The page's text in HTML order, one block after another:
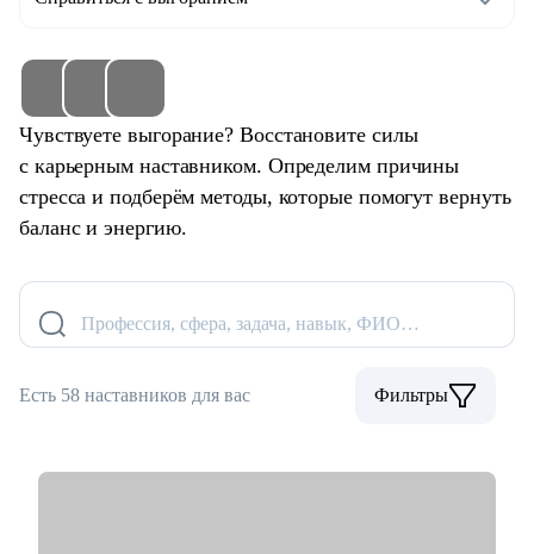
Чувствуете выгорание? Восстановите силы
с карьерным наставником. Определим причины
стресса и подберём методы, которые помогут вернуть
баланс и энергию.
Профессия, сфера, задача, навык, ФИО…
Есть 58 наставников для вас Фильтры